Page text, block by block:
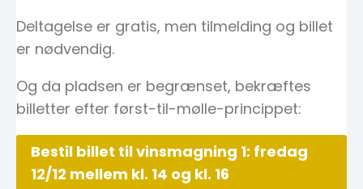
Deltagelse er gratis, men tilmelding og billet
er nødvendig.
Og da pladsen er begrænset, bekræftes
billetter efter først-til-mølle-princippet:
Bestil billet til vinsmagning 1: fredag
12/12 mellem kl. 14 og kl. 16